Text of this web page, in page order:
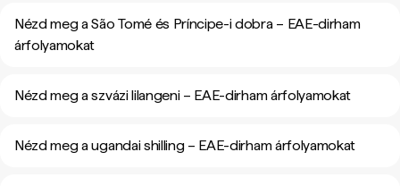
Nézd meg a São Tomé és Príncipe-i dobra – EAE-dirham
árfolyamokat
Nézd meg a szvázi lilangeni – EAE-dirham árfolyamokat
Nézd meg a ugandai shilling – EAE-dirham árfolyamokat